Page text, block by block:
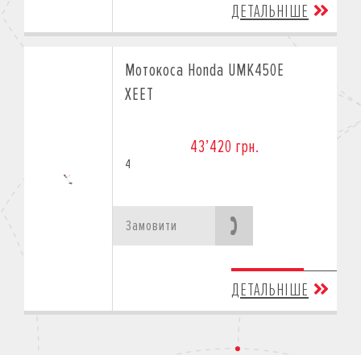
ДЕТАЛЬНІШЕ
Мотокоса Honda UMK450E
XEET
43’420 грн.
4
Замовити
ДЕТАЛЬНІШЕ